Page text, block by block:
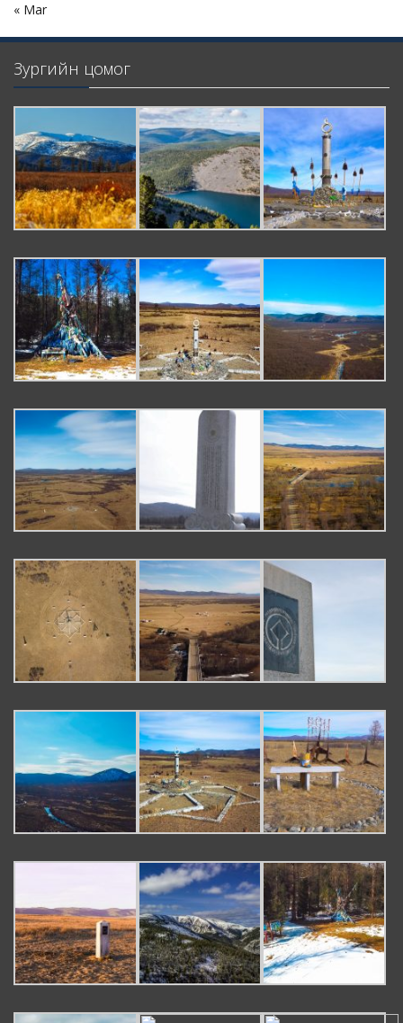
« Mar
Зургийн цомог